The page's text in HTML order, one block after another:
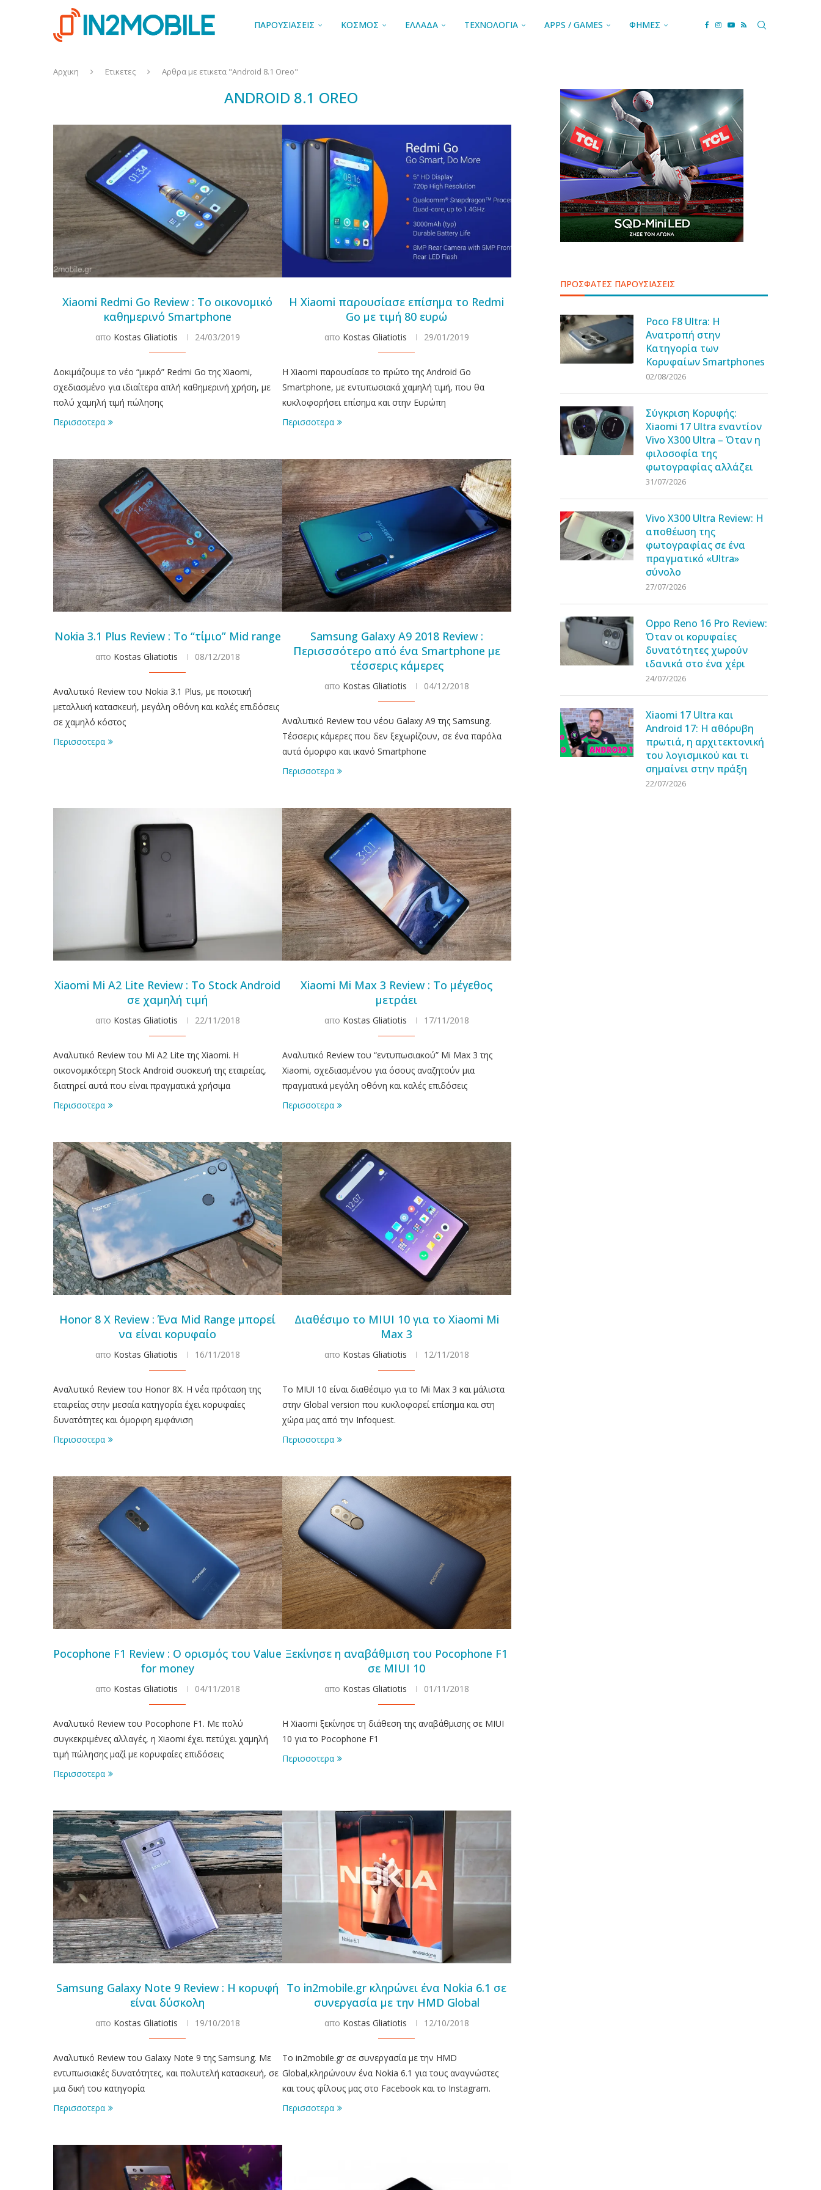
ΠΑΡΟΥΣΙΑΣΕΙΣ ΚΟΣΜΟΣ ΕΛΛΑΔΑ ΤΕΧΝΟΛΟΓΙΑ APPS / GAMES ΦΗΜΕΣ
Αρχικη Ετικετες Αρθρα με ετικετα "Android 8.1 Oreo"
ANDROID 8.1 OREO
Xiaomi Redmi Go Review : Το οικονομικό
καθημερινό Smartphone
απο Kostas Gliatiotis 24/03/2019
Δοκιμάζουμε το νέο “μικρό” Redmi Go της Xiaomi,
σχεδιασμένο για ιδιαίτερα απλή καθημερινή χρήση, με
πολύ χαμηλή τιμή πώλησης
Περισσοτερα
Η Xiaomi παρουσίασε επίσημα το Redmi
Go με τιμή 80 ευρώ
απο Kostas Gliatiotis 29/01/2019
H Xiaomi παρουσίασε το πρώτο της Android Go
Smartphone, με εντυπωσιακά χαμηλή τιμή, που θα
κυκλοφορήσει επίσημα και στην Ευρώπη
Περισσοτερα
Nokia 3.1 Plus Review : Το “τίμιο” Mid range
απο Kostas Gliatiotis 08/12/2018
Αναλυτικό Review του Nokia 3.1 Plus, με ποιοτική
μεταλλική κατασκευή, μεγάλη οθόνη και καλές επιδόσεις
σε χαμηλό κόστος
Περισσοτερα
Samsung Galaxy A9 2018 Review :
Περισσσότερο από ένα Smartphone με
τέσσερις κάμερες
απο Kostas Gliatiotis 04/12/2018
Αναλυτικό Review του νέου Galaxy A9 της Samsung.
Τέσσερις κάμερες που δεν ξεχωρίζουν, σε ένα παρόλα
αυτά όμορφο και ικανό Smartphone
Περισσοτερα
Xiaomi Mi A2 Lite Review : Το Stock Android
σε χαμηλή τιμή
απο Kostas Gliatiotis 22/11/2018
Αναλυτικό Review του Mi A2 Lite της Xiaomi. Η
οικονομικότερη Stock Android συσκευή της εταιρείας,
διατηρεί αυτά που είναι πραγματικά χρήσιμα
Περισσοτερα
Xiaomi Mi Max 3 Review : Το μέγεθος
μετράει
απο Kostas Gliatiotis 17/11/2018
Αναλυτικό Review του “εντυπωσιακού” Mi Max 3 της
Xiaomi, σχεδιασμένου για όσους αναζητούν μια
πραγματικά μεγάλη οθόνη και καλές επιδόσεις
Περισσοτερα
Honor 8 X Review : Ένα Mid Range μπορεί
να είναι κορυφαίο
απο Kostas Gliatiotis 16/11/2018
Αναλυτικό Review του Honor 8X. Η νέα πρόταση της
εταιρείας στην μεσαία κατηγορία έχει κορυφαίες
δυνατότητες και όμορφη εμφάνιση
Περισσοτερα
Διαθέσιμο το MIUI 10 για το Xiaomi Mi
Max 3
απο Kostas Gliatiotis 12/11/2018
Το MIUI 10 είναι διαθέσιμο για το Mi Max 3 και μάλιστα
στην Global version που κυκλοφορεί επίσημα και στη
χώρα μας από την Infoquest.
Περισσοτερα
Pocophone F1 Review : Ο ορισμός του Value
for money
απο Kostas Gliatiotis 04/11/2018
Αναλυτικό Review του Pocophone F1. Με πολύ
συγκεκριμένες αλλαγές, η Xiaomi έχει πετύχει χαμηλή
τιμή πώλησης μαζί με κορυφαίες επιδόσεις
Περισσοτερα
Ξεκίνησε η αναβάθμιση του Pocophone F1
σε MIUI 10
απο Kostas Gliatiotis 01/11/2018
Η Xiaomi ξεκίνησε τη διάθεση της αναβάθμισης σε MIUI
10 για το Pocophone F1
Περισσοτερα
Samsung Galaxy Note 9 Review : Η κορυφή
είναι δύσκολη
απο Kostas Gliatiotis 19/10/2018
Αναλυτικό Review του Galaxy Note 9 της Samsung. Με
εντυπωσιακές δυνατότητες, και πολυτελή κατασκευή, σε
μια δική του κατηγορία
Περισσοτερα
Το in2mobile.gr κληρώνει ένα Nokia 6.1 σε
συνεργασία με την HMD Global
απο Kostas Gliatiotis 12/10/2018
Το in2mobile.gr σε συνεργασία με την HMD
Global,κληρώνουν ένα Nokia 6.1 για τους αναγνώστες
και τους φίλους μας στο Facebook και το Instagram.
Περισσοτερα
ΠΡΟΣΦΑΤΕΣ ΠΑΡΟΥΣΙΑΣΕΙΣ
Poco F8 Ultra: Η
Ανατροπή στην
Κατηγορία των
Κορυφαίων Smartphones
02/08/2026
Σύγκριση Κορυφής:
Xiaomi 17 Ultra εναντίον
Vivo X300 Ultra – Όταν η
φιλοσοφία της
φωτογραφίας αλλάζει
31/07/2026
Vivo X300 Ultra Review: Η
αποθέωση της
φωτογραφίας σε ένα
πραγματικό «Ultra»
σύνολο
27/07/2026
Oppo Reno 16 Pro Review:
Όταν οι κορυφαίες
δυνατότητες χωρούν
ιδανικά στο ένα χέρι
24/07/2026
Xiaomi 17 Ultra και
Android 17: Η αθόρυβη
πρωτιά, η αρχιτεκτονική
του λογισμικού και τι
σημαίνει στην πράξη
22/07/2026